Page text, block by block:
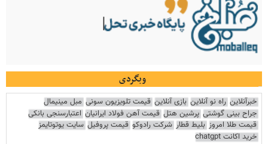
وبگردی
خبرآنلاین راه نو آنلاین بازی آنلاین قیمت تلویزیون سونی مبل مینیمال
جراح بینی گوشتی پرشین هتل قیمت آهن فولاد ایرانیان اعتبارسنجی بانکی
قیمت طلا امروز بلیط قطار شرکت رادوکو قیمت پروفیل سایت یوتوتایمز
خرید اکانت chatgpt